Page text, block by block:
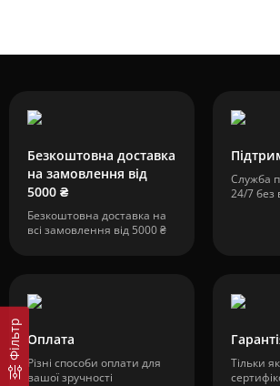
Фільтр
Безкоштовна доставка
на замовлення від
5000 ₴
Безкоштовна доставка на
всі замовлення від 5000 ₴
Служба
24/7 без
Оплата
Різні способи оплати для
вашої зручності
Тільки